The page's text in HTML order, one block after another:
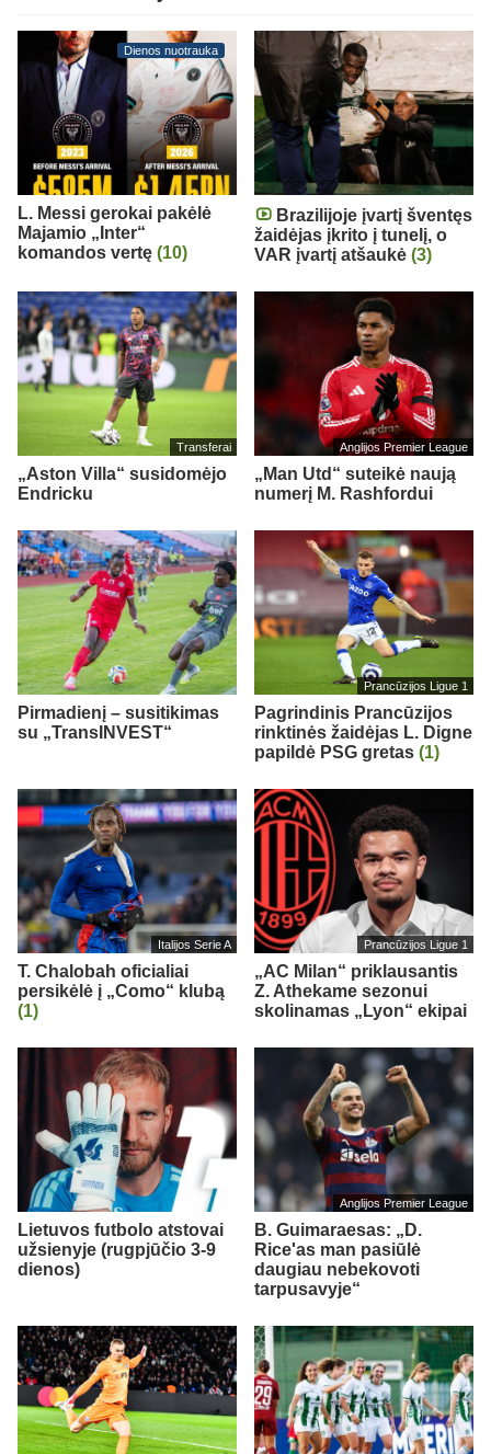
Dienos nuotrauka
L. Messi gerokai pakėlė
Majamio „Inter“
komandos vertę (10)
Brazilijoje įvartį šventęs
žaidėjas įkrito į tunelį, o
VAR įvartį atšaukė (3)
Transferai
„Aston Villa“ susidomėjo
Endricku
Anglijos Premier League
„Man Utd“ suteikė naują
numerį M. Rashfordui
Pirmadienį – susitikimas
su „TransINVEST“
Prancūzijos Ligue 1
Pagrindinis Prancūzijos
rinktinės žaidėjas L. Digne
papildė PSG gretas (1)
Italijos Serie A
T. Chalobah oficialiai
persikėlė į „Como“ klubą
(1)
Prancūzijos Ligue 1
„AC Milan“ priklausantis
Z. Athekame sezonui
skolinamas „Lyon“ ekipai
Lietuvos futbolo atstovai
užsienyje (rugpjūčio 3-9
dienos)
Anglijos Premier League
B. Guimaraesas: „D.
Rice'as man pasiūlė
daugiau nebekovoti
tarpusavyje“